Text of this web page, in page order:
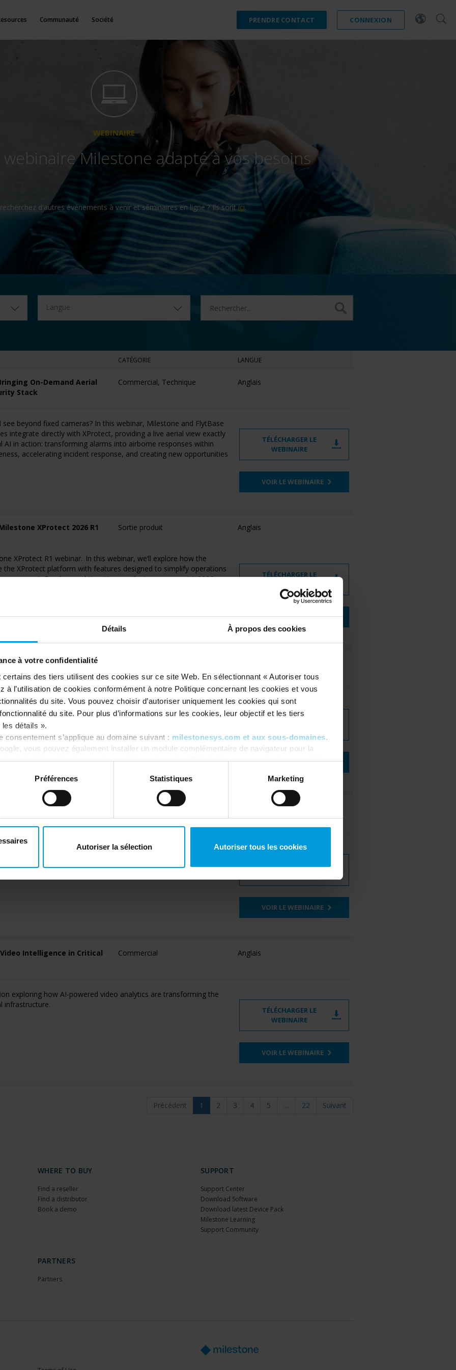
Détails À propos des cookies
à votre confidentialité
des tiers utilisent des cookies sur ce site Web. En sélectionnant « Autoriser tous
à l’utilisation de cookies conformément à notre Politique concernant les cookies et vous
du site. Vous pouvez choisir d’autoriser uniquement les cookies qui sont
du site. Pour plus d’informations sur les cookies, leur objectif et les tiers
détails ».
s’applique au domaine suivant : milestonesys.com et aux sous-domaines.
vous pouvez également installer un module complémentaire de navigateur pour la
ici :https://tools.google.com/dlpage/gaoptout?hl=fr. Vous pouvez toujoursmodifier
Préférences Statistiques Marketing
Autoriser la sélection Autoriser tous les cookies
Communauté Société PRENDRE CONTACT CONNEXION
WEBINAIRE
Milestone adapté à vos besoins
d'autres événements à venir et séminaires en ligne ? Ils sont ici.
Langue
CATÉGORIE LANGUE
On-Demand Aerial
Stack
Commercial, Technique Anglais
beyond fixed cameras? In this webinar, Milestone and FlytBase
integrate directly with XProtect, providing a live aerial view exactly
AI in action: transforming alarms into airborne responses within
accelerating incident response, and creating new opportunities
TÉLÉCHARGER LE
WEBINAIRE
VOIR LE WEBINAIRE
XProtect 2026 R1 Sortie produit Anglais
XProtect R1 webinar. In this webinar, we’ll explore how the
the XProtect platform with features designed to simplify operations
Read more: https://www.milestonesys.com/r1-2026
TÉLÉCHARGER LE
VOIR LE WEBINAIRE
Public Safety with
organizations to respond faster and enhance situational
GPS tracking, and advanced analytics.
VOIR LE WEBINAIRE
Solutions & AI
Customers
ELKO’s Baltic partners and discover how Milestone’s open
Development solutions empower you to build video
and deliver business value.
TÉLÉCHARGER LE
VOIR LE WEBINAIRE
Intelligence in Critical
Commercial Anglais
exploring how AI-powered video analytics are transforming the
infrastructure.
TÉLÉCHARGER LE
WEBINAIRE
VOIR LE WEBINAIRE
Précédent 1 2 3 4 5 … 22 Suivant
WHERE TO BUY
Find a reseller
Find a distributor
Book a demo
SUPPORT
Support Center
Download Software
Download latest Device Pack
Milestone Learning
Support Community
PARTNERS
Partners